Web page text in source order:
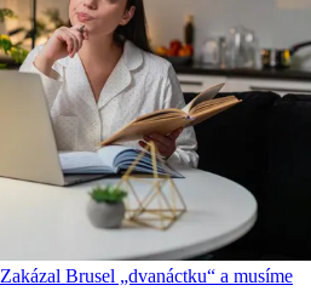
Brusel „dvanáctku“ a musíme